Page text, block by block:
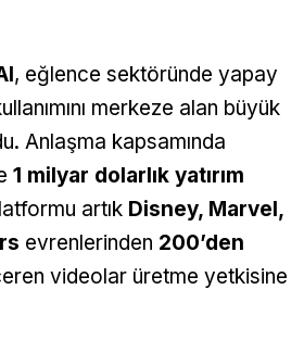
, eğlence sektöründe yapay
merkeze alan büyük
Anlaşma kapsamında
1 milyar dolarlık yatırım
artık Disney, Marvel,
evrenlerinden 200’den
videolar üretme yetkisine